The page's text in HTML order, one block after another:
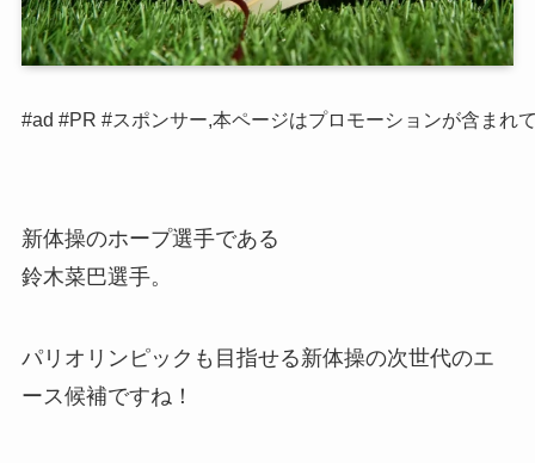
#ad #PR #スポンサー,本ページはプロモーションが含まれ
新体操のホープ選手である
鈴木菜巴選手。
パリオリンピックも目指せる新体操の次世代のエ
ース候補ですね！